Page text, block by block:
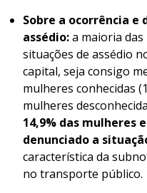
Sobre a ocorrência e
assédio:a maioria
situações de assédio
capital, seja consigo
mulheres conhecidas
mulheres
14,9% das
denunciado a
característica da
no transporte público.